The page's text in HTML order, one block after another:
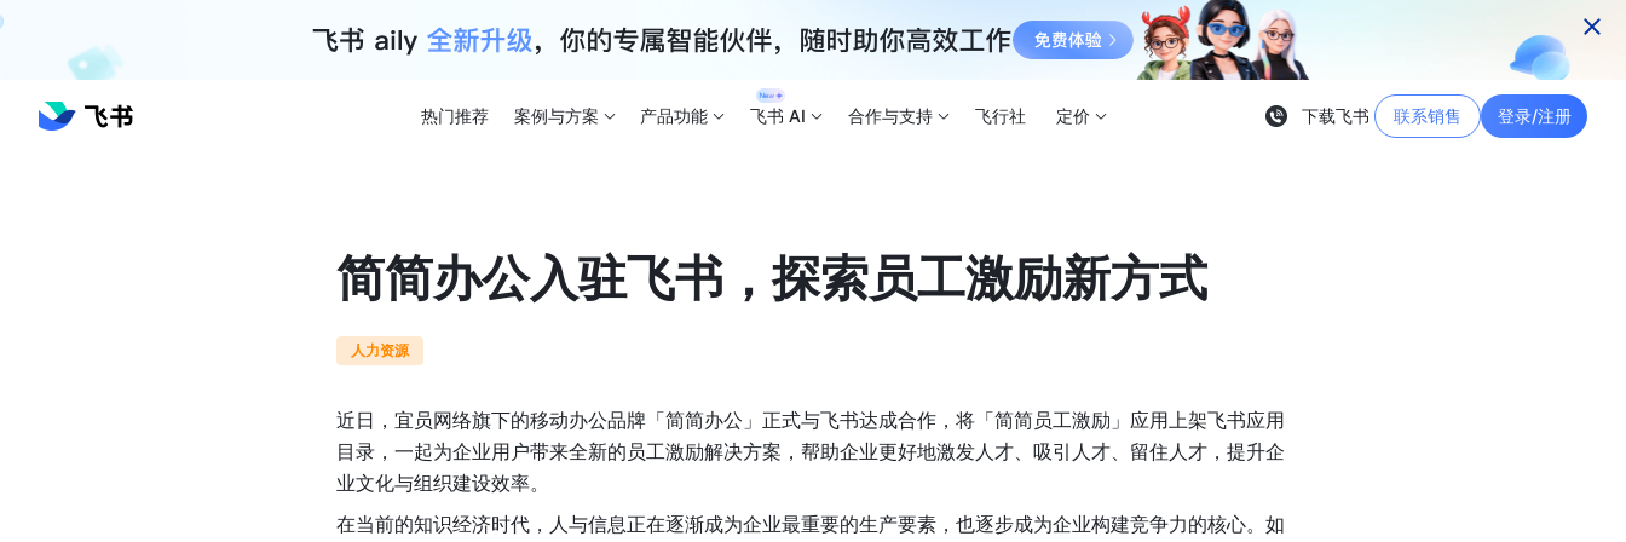
热门推荐 案例与方案 产品功能 飞书 AI 合作与支持 飞行社 定价 下载飞书 联系销售 登录/注册
简简办公入驻飞书，探索员工激励新方式
人力资源
近日，宜员网络旗下的移动办公品牌「简简办公」正式与飞书达成合作，将「简简员工激励」应用上架飞书应用
目录，一起为企业用户带来全新的员工激励解决方案，帮助企业更好地激发人才、吸引人才、留住人才，提升企
业文化与组织建设效率。
在当前的知识经济时代，人与信息正在逐渐成为企业最重要的生产要素，也逐步成为企业构建竞争力的核心。如